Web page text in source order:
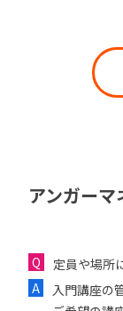
アンガー
定員や場所
入門講座の